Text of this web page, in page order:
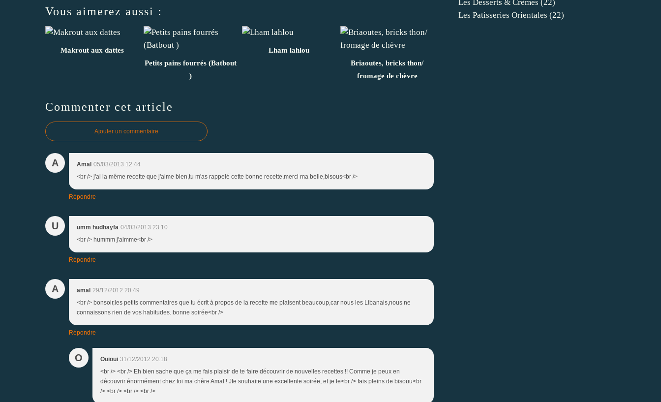
Vous aimerez aussi :
Makrout aux dattes
Petits pains fourrés (Batbout
)
Lham lahlou
Briaoutes, bricks thon/
fromage de chèvre
Commenter cet article
Ajouter un commentaire
A Amal 05/03/2013 12:44
<br /> j'ai la même recette que j'aime bien,tu m'as rappelé cette bonne recette,merci ma belle,bisous<br />
Répondre
U umm hudhayfa 04/03/2013 23:10
<br /> hummm j'aimme<br />
Répondre
A amal 29/12/2012 20:49
<br /> bonsoir,les petits commentaires que tu écrit à propos de la recette me plaisent beaucoup,car nous les Libanais,nous ne
connaissons rien de vos habitudes. bonne soirée<br />
Répondre
O Ouioui 31/12/2012 20:18
<br /> <br /> Eh bien sache que ça me fais plaisir de te faire découvrir de nouvelles recettes !! Comme je peux en
découvrir énormément chez toi ma chère Amal ! Jte souhaite une excellente soirée, et je te<br /> fais pleins de bisouu<br
/> <br /> <br /> <br />
Les Desserts & Crèmes (22)
Les Patisseries Orientales (22)